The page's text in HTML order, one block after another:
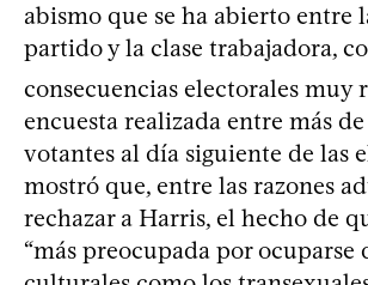
abismo que se ha abierto entre
partido y la clase trabajadora,
consecuencias electorales muy
encuesta realizada entre más
votantes al día siguiente de las
mostró que, entre las razones
rechazar a Harris, el hecho de
“más preocupada por ocuparse